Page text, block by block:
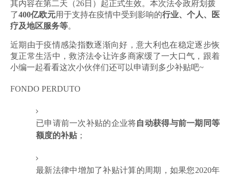
其内容在第二天（26日）起正式生效。本次法令政府划拨
了400亿欧元用于支持在疫情中受到影响的行业、个人、医
疗及地区服务等。
近期由于疫情感染指数逐渐向好，意大利也在稳定逐步恢
复正常生活中，救济法令让许多商家缓了一大口气，跟着
小编一起看看这次小伙伴们还可以申请到多少补贴吧~
FONDO PERDUTO
已申请前一次补贴的企业将自动获得与前一期同等
额度的补贴；
最新法律中增加了补贴计算的周期，如果您2020年